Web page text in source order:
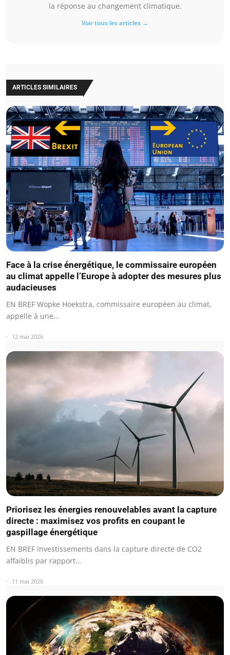
la réponse au changement climatique.
Voir tous les articles →
ARTICLES SIMILAIRES
Face à la crise énergétique, le commissaire européen
au climat appelle l’Europe à adopter des mesures plus
audacieuses
EN BREF Wopke Hoekstra, commissaire européen au climat,
appelle à une…
12 mai 2026
Priorisez les énergies renouvelables avant la capture
directe : maximisez vos profits en coupant le
gaspillage énergétique
EN BREF Investissements dans la capture directe de CO2
affaiblis par rapport…
11 mai 2026